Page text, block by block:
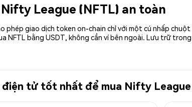
League (NFTL) an toàn
phép giao dịch token on-chain chỉ với một cú nhấp
NFTL bằng USDT, không cần ví bên ngoài. Lưu trữ
điện tử tốt nhất để mua Nifty